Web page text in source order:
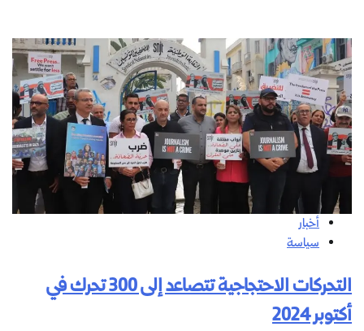
أخبار
سياسة
التحركات الاحتجاجية تتصاعد إلى 300 تحرك في
أكتوبر 2024